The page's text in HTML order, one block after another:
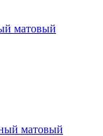
матовый
матовый